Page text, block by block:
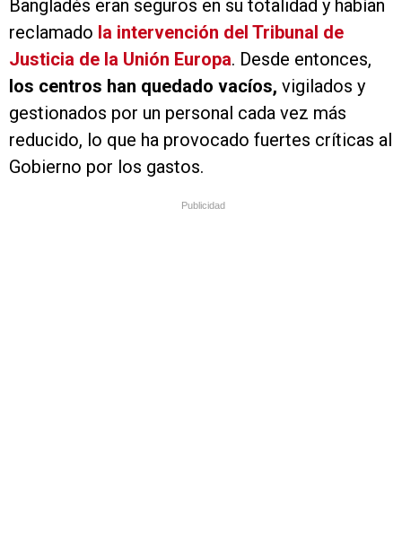
Bangladés eran seguros en su totalidad y habían
reclamado la intervención del Tribunal de
Justicia de la Unión Europa. Desde entonces,
los centros han quedado vacíos, vigilados y
gestionados por un personal cada vez más
reducido, lo que ha provocado fuertes críticas al
Gobierno por los gastos.
Publicidad